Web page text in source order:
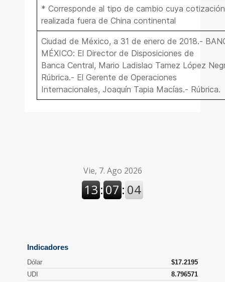
* Corresponde al tipo de cambio cuya
realizada fuera de China continental
Ciudad de México, a 31 de enero de 2018.-
MÉXICO: El Director de Disposiciones de
Banca Central, Mario Ladislao Tamez López
Rúbrica.- El Gerente de Operaciones
Internacionales, Joaquín Tapia Macías.- Rúbrica.